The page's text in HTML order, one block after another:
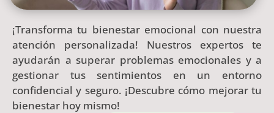
¡Transforma tu bienestar emocional con nuestra
atención personalizada! Nuestros expertos te
ayudarán a superar problemas emocionales y a
gestionar tus sentimientos en un entorno
confidencial y seguro. ¡Descubre cómo mejorar tu
bienestar hoy mismo!